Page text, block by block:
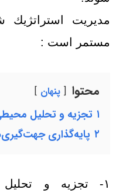
مدیریت استراتژیك
مستمر است :
محتوا پنهان
۱ تجزیه و تحلیل
۲ پایه‌گذاری